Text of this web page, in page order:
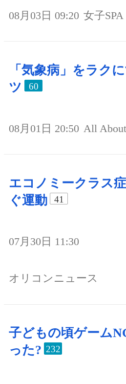
08月03日 09:20 女子SPA
「気象病」をラク
ツ
60
08月01日 20:50 All About
エコノミークラス
ぐ運動
41
07月30日 11:30
オリコンニュース
子どもの頃ゲーム
った? 232